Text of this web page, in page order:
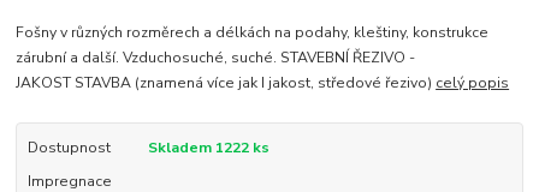
Fošny v různých rozměrech a délkách na podahy, kleštiny, konstrukce
zárubní a další. Vzduchosuché, suché. STAVEBNÍ ŘEZIVO -
JAKOST STAVBA (znamená více jak I jakost, středové řezivo) celý popis
Dostupnost
Skladem 1222 ks
Impregnace